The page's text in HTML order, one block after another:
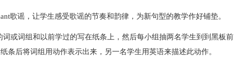
歌谣，让学生感受歌谣的节奏和韵律，为新句型的教学作好铺垫。
词或词组和以前学过的写在纸条上，然后每小组抽两名学生到到黑板前
条后将词组用动作表示出来，另一名学生用英语来描述此动作。